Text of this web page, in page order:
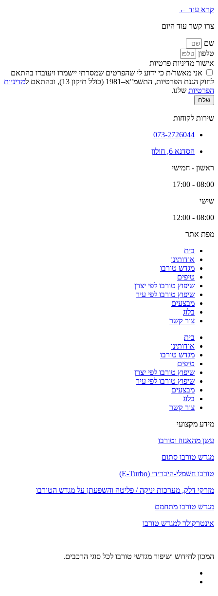
קרא עוד ←
צרו קשר עוד היום
שם
טלפון
אישור מדיניות פרטיות
אני מאשר/ת כי ידוע לי שהפרטים שמסרתי יישמרו ויעובדו בהתאם
לחוק הגנת הפרטיות, התשמ"א–1981 (כולל תיקון 13), ובהתאם ל
מדיניות
הפרטיות שלנו.
שלח
שירות לקוחות
073-2726044
הסדנא 6, חולון
ראשון - חמישי
08:00 - 17:00
שישי
08:00 - 12:00
מפת אתר
בית
אודותינו
מגדש טורבו
טיפים
שיפוץ טורבו לפי יצרן
שיפוץ טורבו לפי עיר
מבצעים
בלוג
צור קשר
בית
אודותינו
מגדש טורבו
טיפים
שיפוץ טורבו לפי יצרן
שיפוץ טורבו לפי עיר
מבצעים
בלוג
צור קשר
מידע מקצועי
עשן מהאגזוז וטורבו
מגדש טורבו סתום
טורבו חשמלי-היברידי (E-Turbo)
מזרקי דלק, מערכות יניקה / פליטה והשפעתן על מגדש הטורבו
מגדש טורבו מתחמם
אינטרקולר למגדש טורבו
המכון לחידוש ושיפור מגדשי טורבו לכל סוגי הרכבים.